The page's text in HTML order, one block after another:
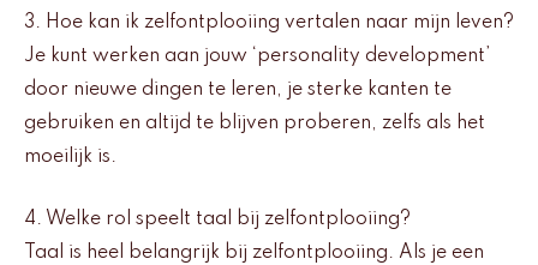
3. Hoe kan ik zelfontplooiing vertalen naar mijn leven?
Je kunt werken aan jouw ‘personality development’
door nieuwe dingen te leren, je sterke kanten te
gebruiken en altijd te blijven proberen, zelfs als het
moeilijk is.
4. Welke rol speelt taal bij zelfontplooiing?
Taal is heel belangrijk bij zelfontplooiing. Als je een